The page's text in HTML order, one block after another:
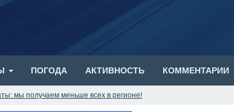
ПОГОДА АКТИВНОСТЬ КОММЕНТАРИИ
мы получаем меньше всех в регионе!